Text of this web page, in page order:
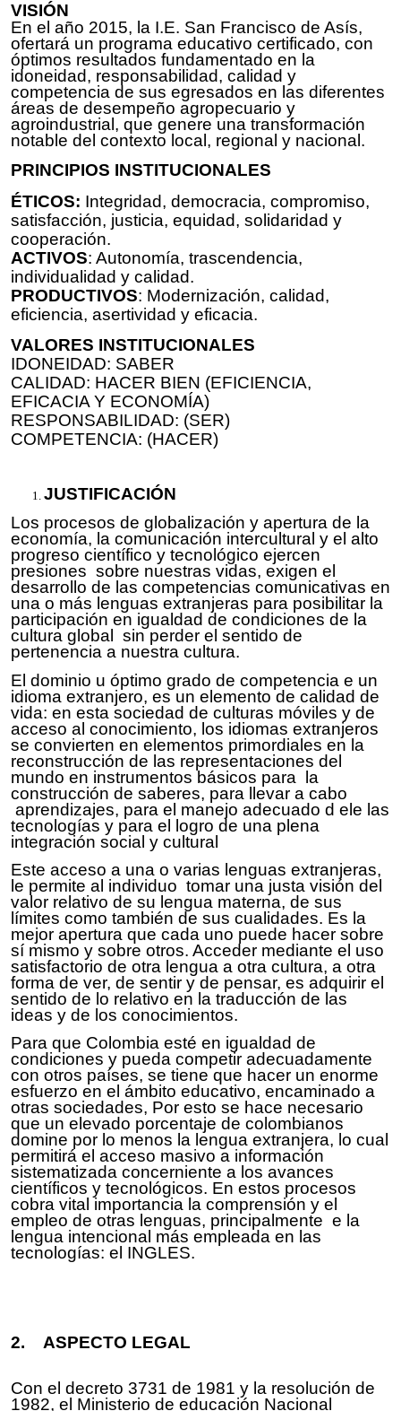
VISIÓN
En el año 2015, la I.E. San Francisco de Asís,
ofertará un programa educativo certificado, con
óptimos resultados fundamentado en la
idoneidad, responsabilidad, calidad y
competencia de sus egresados en las diferentes
áreas de desempeño agropecuario y
agroindustrial, que genere una transformación
notable del contexto local, regional y nacional.
PRINCIPIOS INSTITUCIONALES
ÉTICOS: Integridad, democracia, compromiso,
satisfacción, justicia, equidad, solidaridad y
cooperación.
ACTIVOS: Autonomía, trascendencia,
individualidad y calidad.
PRODUCTIVOS: Modernización, calidad,
eficiencia, asertividad y eficacia.
VALORES INSTITUCIONALES
IDONEIDAD: SABER
CALIDAD: HACER BIEN (EFICIENCIA,
EFICACIA Y ECONOMÍA)
RESPONSABILIDAD: (SER)
COMPETENCIA: (HACER)
JUSTIFICACIÓN
Los procesos de globalización y apertura de la
economía, la comunicación intercultural y el alto
progreso científico y tecnológico ejercen
presiones sobre nuestras vidas, exigen el
desarrollo de las competencias comunicativas en
una o más lenguas extranjeras para posibilitar la
participación en igualdad de condiciones de la
cultura global sin perder el sentido de
pertenencia a nuestra cultura.
El dominio u óptimo grado de competencia e un
idioma extranjero, es un elemento de calidad de
vida: en esta sociedad de culturas móviles y de
acceso al conocimiento, los idiomas extranjeros
se convierten en elementos primordiales en la
reconstrucción de las representaciones del
mundo en instrumentos básicos para la
construcción de saberes, para llevar a cabo
aprendizajes, para el manejo adecuado d ele las
tecnologías y para el logro de una plena
integración social y cultural
Este acceso a una o varias lenguas extranjeras,
le permite al individuo tomar una justa visión del
valor relativo de su lengua materna, de sus
límites como también de sus cualidades. Es la
mejor apertura que cada uno puede hacer sobre
sí mismo y sobre otros. Acceder mediante el uso
satisfactorio de otra lengua a otra cultura, a otra
forma de ver, de sentir y de pensar, es adquirir el
sentido de lo relativo en la traducción de las
ideas y de los conocimientos.
Para que Colombia esté en igualdad de
condiciones y pueda competir adecuadamente
con otros países, se tiene que hacer un enorme
esfuerzo en el ámbito educativo, encaminado a
otras sociedades, Por esto se hace necesario
que un elevado porcentaje de colombianos
domine por lo menos la lengua extranjera, lo cual
permitirá el acceso masivo a información
sistematizada concerniente a los avances
científicos y tecnológicos. En estos procesos
cobra vital importancia la comprensión y el
empleo de otras lenguas, principalmente e la
lengua intencional más empleada en las
tecnologías: el INGLES.
2. ASPECTO LEGAL
Con el decreto 3731 de 1981 y la resolución de
1982, el Ministerio de educación Nacional